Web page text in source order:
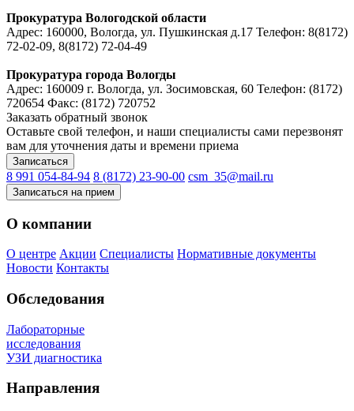
Прокуратура Вологодской области
Адрес: 160000, Вологда, ул. Пушкинская д.17 Телефон: 8(8172)
72-02-09, 8(8172) 72-04-49
Прокуратура города Вологды
Адрес: 160009 г. Вологда, ул. Зосимовская, 60 Телефон: (8172)
720654 Факс: (8172) 720752
Заказать обратный звонок
Оставьте свой телефон, и наши специалисты сами перезвонят
вам для уточнения даты и времени приема
Записаться
8 991 054-84-94 8 (8172) 23-90-00 csm_35@mail.ru
Записаться на прием
О компании
О центре Акции Специалисты Нормативные документы
Новости Контакты
Обследования
Лабораторные
исследования
УЗИ диагностика
Направления